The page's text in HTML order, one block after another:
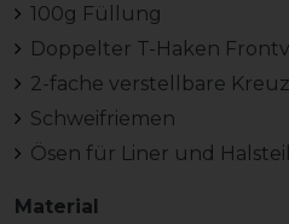
100g Füllung
Doppelter T-Haken
2-fache verstellbare
Schweifriemen
Ösen für Liner und Halsteil
Material